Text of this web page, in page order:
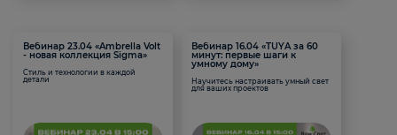
Вебинар 23.04 «Ambrella Volt
- новая коллекция Sigma»
Стиль и технологии в каждой
детали
Вебинар 16.04 «TUYA за 60
минут: первые шаги к
умному дому»
Научитесь настраивать умный свет
для ваших проектов